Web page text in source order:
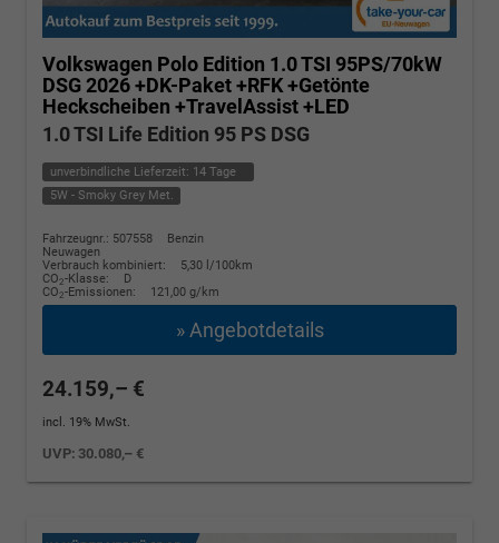
Volkswagen Polo Edition 1.0 TSI 95PS/70kW
DSG 2026 +DK-Paket +RFK +Getönte
Heckscheiben +TravelAssist +LED
1.0 TSI Life Edition 95 PS DSG
unverbindliche Lieferzeit: 14 Tage
5W - Smoky Grey Met.
Fahrzeugnr.: 507558
Benzin
Neuwagen
Verbrauch kombiniert:
5,30 l/100km
CO2-Klasse:
D
CO2-Emissionen: 121,00 g/km
» Angebotdetails
24.159,– €
incl. 19% MwSt.
UVP: 30.080,– €